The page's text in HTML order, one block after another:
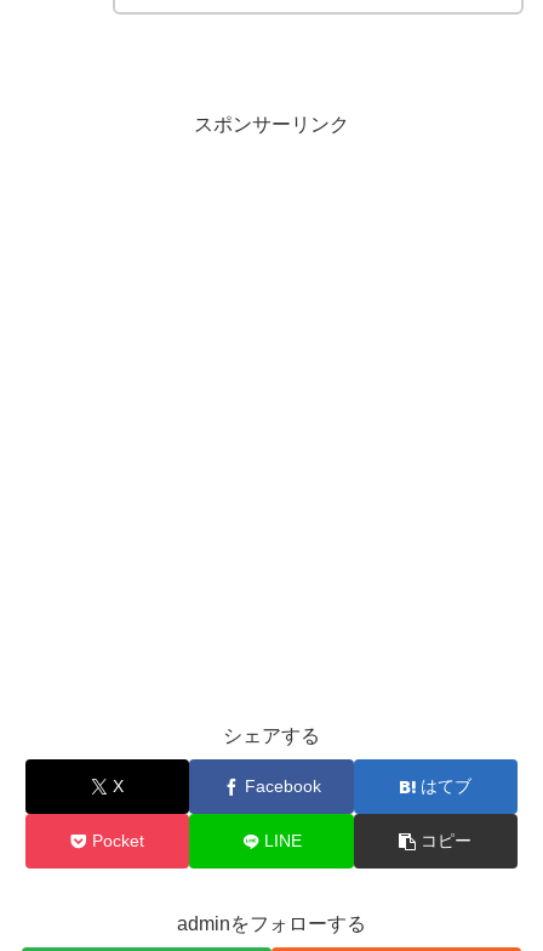
スポンサーリンク
シェアする
X Facebook はてブ
Pocket LINE コピー
adminをフォローする